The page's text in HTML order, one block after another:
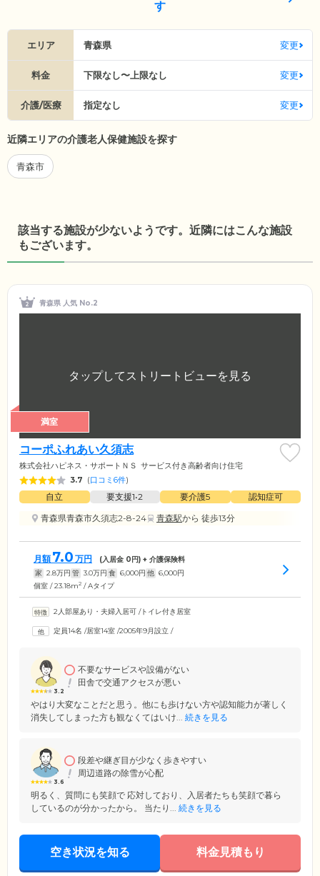
す
エリア 青森県 変更
料金 下限なし〜上限なし 変更
介護/医療 指定なし 変更
近隣エリアの介護老人保健施設を探す
青森市
該当する施設が少ないようです。近隣にはこんな施設
もございます。
青森県 人気 No.2
満室
コーポふれあい久須志
株式会社ハピネス・サポートＮＳ サービス付き高齢者向け住宅
3.7 (口コミ6件)
自立 要支援1•2 要介護5
認知症可
青森県青森市久須志2-8-24
青森駅から 徒歩13分
月額 7.0 万円 (入居金 0円) + 介護保険料
家 2.8万円 管 3.0万円 食 6,000円 他 6,000円
個室 / 23.18m2 / Aタイプ
2人部屋あり・夫婦入居可 /トイレ付き居室
定員14名 /居室14室 /2005年9月設立 /
3.2
不要なサービスや設備がない
田舎で交通アクセスが悪い
やはり大変なことだと思う。他にも歩けない方や認知能力が著しく
消失してしまった方も観なくてはいけ... 続きを見る
3.6
段差や継ぎ目が少なく歩きやすい
周辺道路の除雪が心配
明るく、質問にも笑顔で 応対しており、入居者たちも笑顔で暮ら
しているのが分かったから。 当たり... 続きを見る
空き状況を知る 料金見積もり